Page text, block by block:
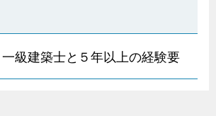
一級建築士と５年以上の経験要